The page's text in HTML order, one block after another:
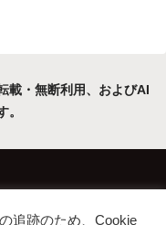
載・無断利用、およびAI
。
追跡のため、Cookie